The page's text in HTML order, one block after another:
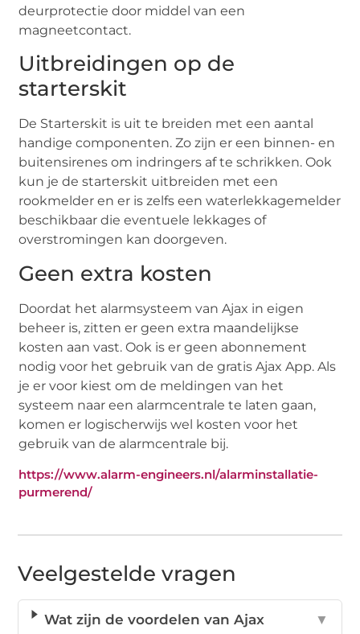
deurprotectie door middel van een
magneetcontact.
Uitbreidingen op de
starterskit
De Starterskit is uit te breiden met een aantal
handige componenten. Zo zijn er een binnen- en
buitensirenes om indringers af te schrikken. Ook
kun je de starterskit uitbreiden met een
rookmelder en er is zelfs een waterlekkagemelder
beschikbaar die eventuele lekkages of
overstromingen kan doorgeven.
Geen extra kosten
Doordat het alarmsysteem van Ajax in eigen
beheer is, zitten er geen extra maandelijkse
kosten aan vast. Ook is er geen abonnement
nodig voor het gebruik van de gratis Ajax App. Als
je er voor kiest om de meldingen van het
systeem naar een alarmcentrale te laten gaan,
komen er logischerwijs wel kosten voor het
gebruik van de alarmcentrale bij.
https://www.alarm-engineers.nl/alarminstallatie-
purmerend/
Veelgestelde vragen
Wat zijn de voordelen van Ajax
▼